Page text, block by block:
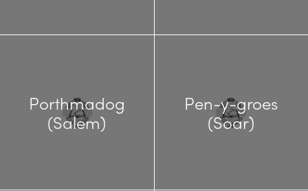
Porthmadog
(Salem)
Pen-y-groes
(Soar)